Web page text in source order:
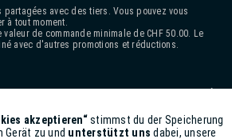
partagées avec des tiers. Vous pouvez vous
à tout moment.
de commande minimale de CHF 50.00. Le
avec d'autres promotions et réductions.
Aktiv
akzeptieren“stimmst du der Speicherung
Gerät zu und unterstützt uns dabei, unsere